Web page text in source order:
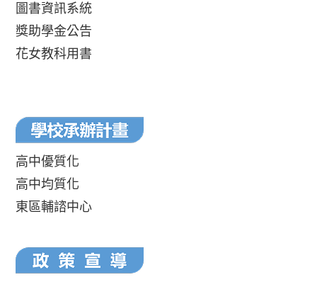
圖書資訊系統
獎助學金公告
花女教科用書
高中優質化
高中均質化
東區輔諮中心